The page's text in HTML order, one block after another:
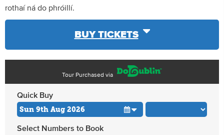
rothaí ná do phróillí.
BUY TICKETS
Tour Purchased via
Quick Buy
Select Numbers to Book